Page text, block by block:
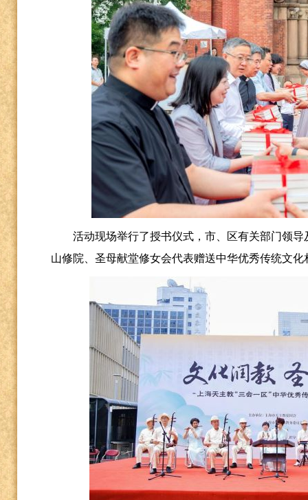
活动现场举行了授书仪式，市、区有关部门领导
山修院、圣母献堂修女会代表赠送中华优秀传统文化